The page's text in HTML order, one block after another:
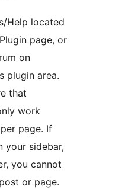
Help located
page, or
on
plugin area.
that
work
page. If
your sidebar,
you cannot
or page.